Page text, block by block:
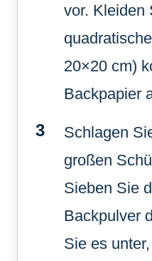
vor. Kleiden
20×20 cm)
Backpapier
Schlagen
großen
Sieben Sie
Backpulver
Sie es